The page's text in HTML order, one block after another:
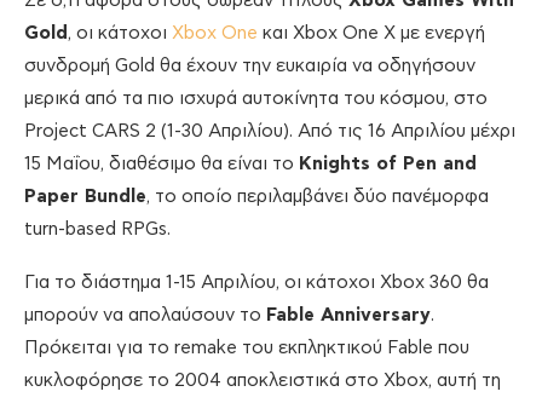
Gold , οι κάτοχοι Xbox One και Xbox One X με ενεργή
συνδρομή Gold θα έχουν την ευκαιρία να οδηγήσουν
μερικά από τα πιο ισχυρά αυτοκίνητα του κόσμου, στο
Project CARS 2 (1-30 Απριλίου). Από τις 16 Απριλίου μέχρι
15 Μαΐου, διαθέσιμο θα είναι το Knights of Pen and
Paper Bundle, το οποίο περιλαμβάνει δύο πανέμορφα
turn-based RPGs.
Για το διάστημα 1-15 Απριλίου, οι κάτοχοι Xbox 360 θα
μπορούν να απολαύσουν το Fable Anniversary.
Πρόκειται για το remake του εκπληκτικού Fable που
κυκλοφόρησε το 2004 αποκλειστικά στο Xbox, αυτή τη